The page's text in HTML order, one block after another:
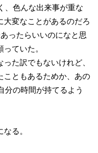
、色んな出来事が重な
大変なことがあるのだろ
ったらいいのになと思
ていた。
た訳でもないけれど、
こともあるためか、あの
分の時間が持てるよう
る。